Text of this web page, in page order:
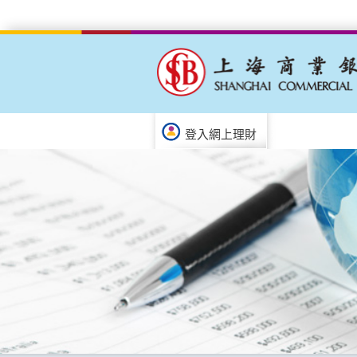
登入網上理財